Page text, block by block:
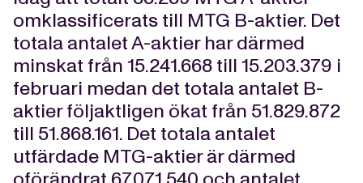
omklassificerats till MTG B-aktier. Det
totala antalet A-aktier har därmed
minskat från 15.241.668 till 15.203.379 i
februari medan det totala antalet B-
aktier följaktligen ökat från 51.829.872
till 51.868.161. Det totala antalet
utfärdade MTG-aktier är därmed